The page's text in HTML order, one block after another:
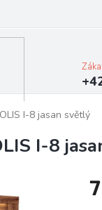
I-8 jasan světlý
I-8